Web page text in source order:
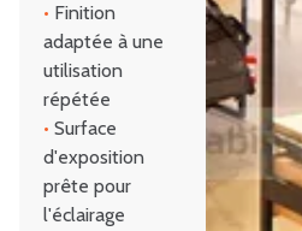
• Finition
adaptée à une
utilisation
répétée
• Surface
d'exposition
prête pour
l'éclairage